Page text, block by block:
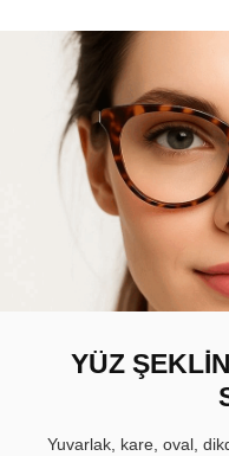
YÜZ
Yuvarlak, kare, oval,